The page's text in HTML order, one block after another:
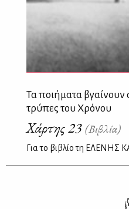
Τα ποιήματα βγαίνουν
τρύπες του Χρόνου
Χάρτης 23 (Βιβλία)
Για το βιβλίο τη ΕΛΕΝΗΣ